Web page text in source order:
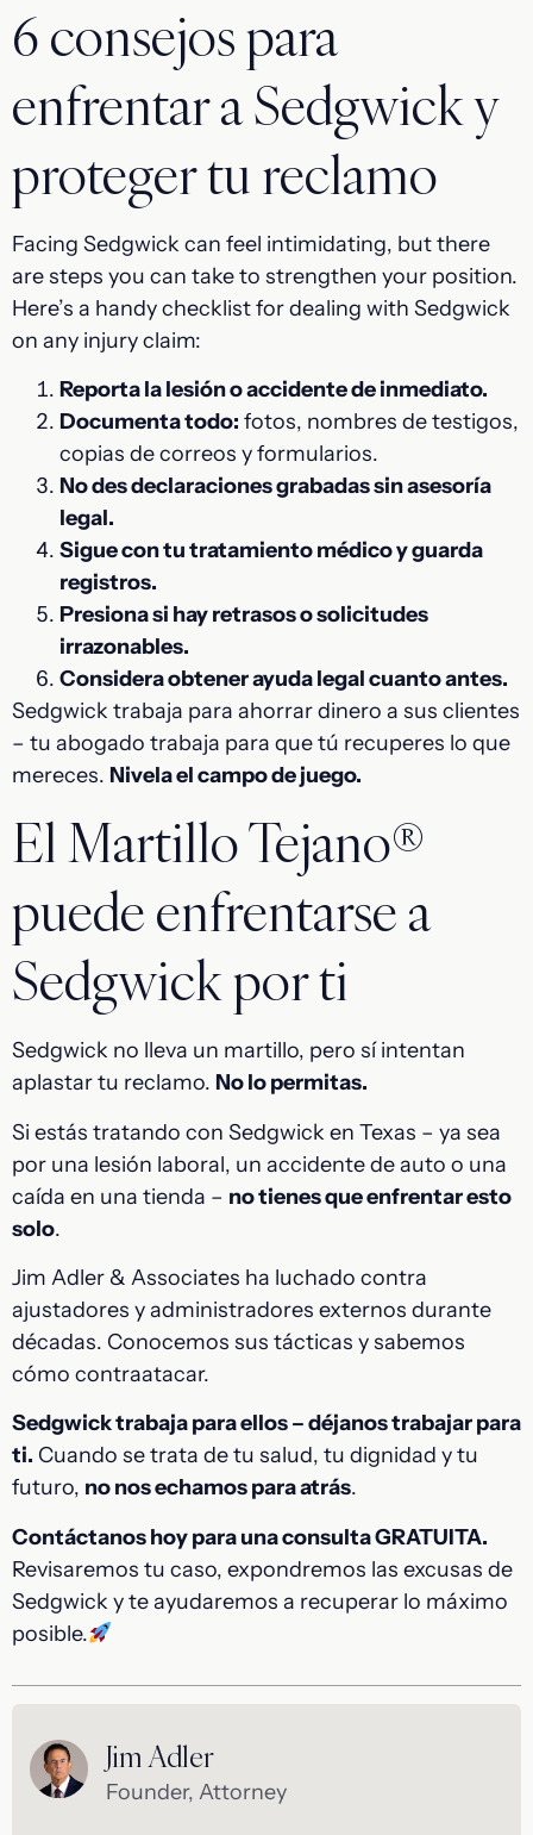
6 consejos para
enfrentar a Sedgwick y
proteger tu reclamo
Facing Sedgwick can feel intimidating, but there
are steps you can take to strengthen your position.
Here’s a handy checklist for dealing with Sedgwick
on any injury claim:
Reporta la lesión o accidente de inmediato.
Documenta todo: fotos, nombres de testigos,
copias de correos y formularios.
No des declaraciones grabadas sin asesoría
legal.
Sigue con tu tratamiento médico y guarda
registros.
Presiona si hay retrasos o solicitudes
irrazonables.
Considera obtener ayuda legal cuanto antes.
Sedgwick trabaja para ahorrar dinero a sus clientes
– tu abogado trabaja para que tú recuperes lo que
mereces. Nivela el campo de juego.
El Martillo Tejano®
puede enfrentarse a
Sedgwick por ti
Sedgwick no lleva un martillo, pero sí intentan
aplastar tu reclamo. No lo permitas.
Si estás tratando con Sedgwick en Texas – ya sea
por una lesión laboral, un accidente de auto o una
caída en una tienda – no tienes que enfrentar esto
solo.
Jim Adler & Associates ha luchado contra
ajustadores y administradores externos durante
décadas. Conocemos sus tácticas y sabemos
cómo contraatacar.
Sedgwick trabaja para ellos – déjanos trabajar para
ti. Cuando se trata de tu salud, tu dignidad y tu
futuro, no nos echamos para atrás.
Contáctanos hoy para una consulta GRATUITA.
Revisaremos tu caso, expondremos las excusas de
Sedgwick y te ayudaremos a recuperar lo máximo
posible.
Jim Adler
Founder, Attorney